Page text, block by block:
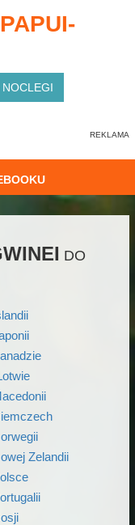
NOCLEGI
DO
Zelandii